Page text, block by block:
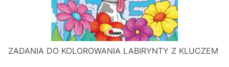
ZADANIA DO KOLOROWANIA LABIRYNTY Z KLUCZEM